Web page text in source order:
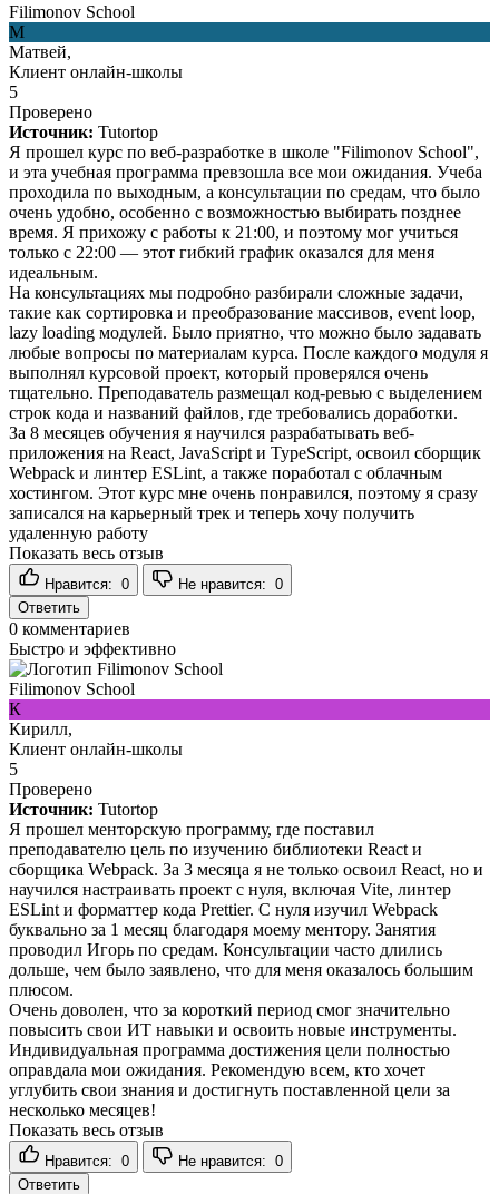
Filimonov School
М
Матвей,
Клиент онлайн-школы
5
Проверено
Источник: Tutortop
Я прошел курс по веб-разработке в школе "Filimonov School",
и эта учебная программа превзошла все мои ожидания. Учеба
проходила по выходным, а консультации по средам, что было
очень удобно, особенно с возможностью выбирать позднее
время. Я прихожу с работы к 21:00, и поэтому мог учиться
только с 22:00 — этот гибкий график оказался для меня
идеальным.
На консультациях мы подробно разбирали сложные задачи,
такие как сортировка и преобразование массивов, event loop,
lazy loading модулей. Было приятно, что можно было задавать
любые вопросы по материалам курса. После каждого модуля я
выполнял курсовой проект, который проверялся очень
тщательно. Преподаватель размещал код-ревью с выделением
строк кода и названий файлов, где требовались доработки.
За 8 месяцев обучения я научился разрабатывать веб-
приложения на React, JavaScript и TypeScript, освоил сборщик
Webpack и линтер ESLint, а также поработал с облачным
хостингом. Этот курс мне очень понравился, поэтому я сразу
записался на карьерный трек и теперь хочу получить
удаленную работу
Показать весь отзыв
Нравится: 0 Не нравится: 0
Ответить
0 комментариев
Быстро и эффективно
Filimonov School
К
Кирилл,
Клиент онлайн-школы
5
Проверено
Источник: Tutortop
Я прошел менторскую программу, где поставил
преподавателю цель по изучению библиотеки React и
сборщика Webpack. За 3 месяца я не только освоил React, но и
научился настраивать проект с нуля, включая Vite, линтер
ESLint и форматтер кода Prettier. С нуля изучил Webpack
буквально за 1 месяц благодаря моему ментору. Занятия
проводил Игорь по средам. Консультации часто длились
дольше, чем было заявлено, что для меня оказалось большим
плюсом.
Очень доволен, что за короткий период смог значительно
повысить свои ИТ навыки и освоить новые инструменты.
Индивидуальная программа достижения цели полностью
оправдала мои ожидания. Рекомендую всем, кто хочет
углубить свои знания и достигнуть поставленной цели за
несколько месяцев!
Показать весь отзыв
Нравится: 0 Не нравится: 0
Ответить